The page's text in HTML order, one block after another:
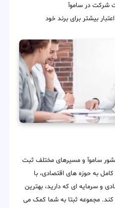
شرکت در ساموآ
بیشتر برای برند خود
ساموآ و مسیرهای مختلف ثبت
به حوزه های اقتصادی، با
و سرمایه ای که دارید، بهترین
مجموعه ثبتا به شما کمک می